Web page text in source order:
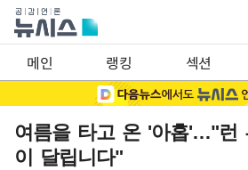
메인 랭킹 섹션
여름을 타고 온 '아홉'…"런
이 달립니다"